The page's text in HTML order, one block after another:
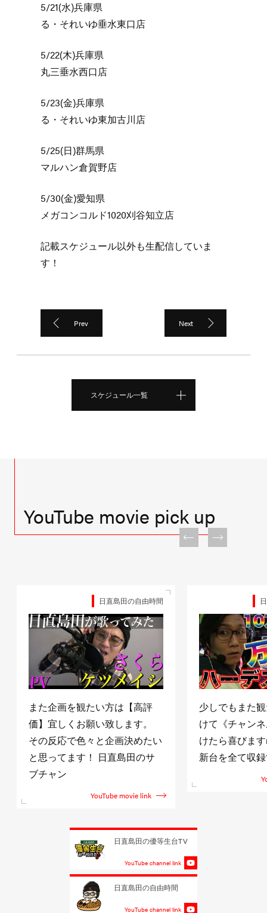
5/21(水)兵庫県
る・それいゆ垂水東口店
5/22(木)兵庫県
丸三垂水西口店
5/23(金)兵庫県
る・それいゆ東加古川店
5/25(日)群馬県
マルハン倉賀野店
5/30(金)愛知県
メガコンコルド1020刈谷知立店
記載スケジュール以外も生配信していま
す！
Prev Next
スケジュール一覧
YouTube movie pick up
日直島田の自由時間
また企画を観たい方は【高評
価】宜しくお願い致します。
その反応で色々と企画決めたい
と思ってます！ 日直島田のサ
ブチャン
YouTube movie link
少しでもまた
けて《チャン
けたら喜びま
新台を全て収
日直島田の優等生台TV
YouTube channel link
日直島田の自由時間
YouTube channel link